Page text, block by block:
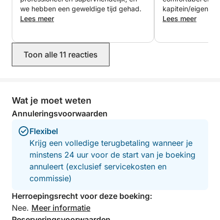
van koolstofvezel, een wifi-stereosysteem, een
inductiekookplaat, 220-volt stopcontacten, een
Nespresso en nog veel meer.
Inbegrepen in de prijs:
- Discrete, ervaren en professionele bemanning
Exclusief:
- Brandstof
Duur van een halve of hele dag.
Geen groepsreizen, maximaal 6 gasten.
we hebben een geweldige tijd gehad.
Lees meer
kapitein/
fantastisch. Hij
Lees meer
Toon alle 11 reacties
Wat je moet weten
Annuleringsvoorwaarden
Flexibel
Krijg een volledige terugbetaling wanneer je
minstens 24 uur voor de start van je boeking
annuleert (exclusief servicekosten en
commissie)
Herroepingsrecht voor deze boeking:
Nee. Meer informatie